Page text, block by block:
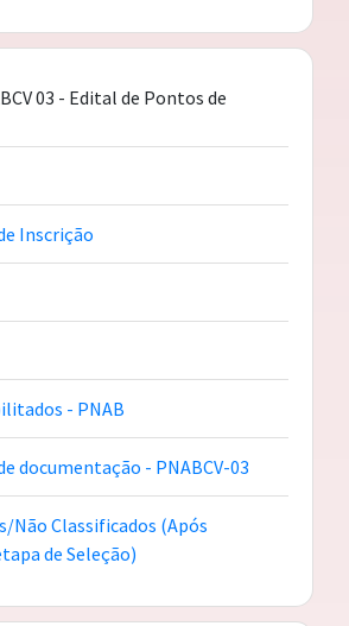
03 - Edital de Pontos de
Inscrição
- PNAB
documentação - PNABCV-03
Não Classificados (Após
de Seleção)